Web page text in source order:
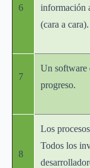
6
información
(cara a cara).
7
Un software
progreso.
8
Los
Todos los